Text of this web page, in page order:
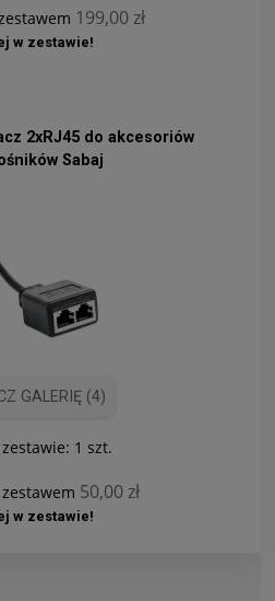
199,00 zł
w zestawie!
2xRJ45 do akcesoriów
Sabaj
GALERIĘ (4)
1 szt.
50,00 zł
w zestawie!